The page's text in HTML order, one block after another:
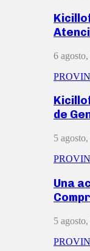
6
de
5
Una
5